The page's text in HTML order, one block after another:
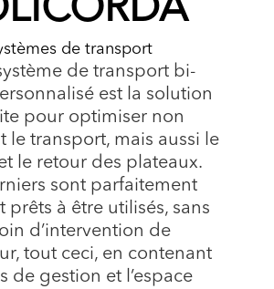
de transport
de transport bi-
est la solution
pour optimiser non
le transport, mais aussi le
le retour des plateaux.
sont parfaitement
prêts à être utilisés, sans
d’intervention de
tout ceci, en contenant
de gestion et l’espace